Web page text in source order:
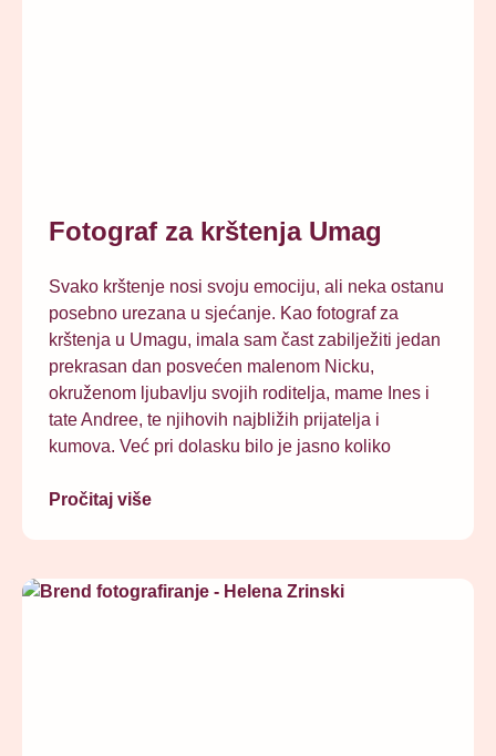
Fotograf za krštenja Umag
Svako krštenje nosi svoju emociju, ali neka ostanu
posebno urezana u sjećanje. Kao fotograf za
krštenja u Umagu, imala sam čast zabilježiti jedan
prekrasan dan posvećen malenom Nicku,
okruženom ljubavlju svojih roditelja, mame Ines i
tate Andree, te njihovih najbližih prijatelja i
kumova. Već pri dolasku bilo je jasno koliko
Pročitaj više